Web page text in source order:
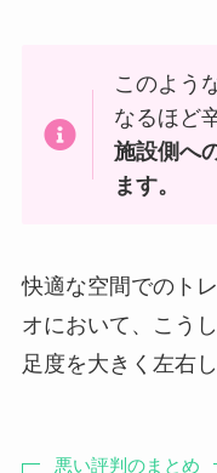
このよう
なるほど
施設側へ
ます。
快適な空間でのト
オにおいて、こう
足度を大きく左右し
悪い評判のまとめ